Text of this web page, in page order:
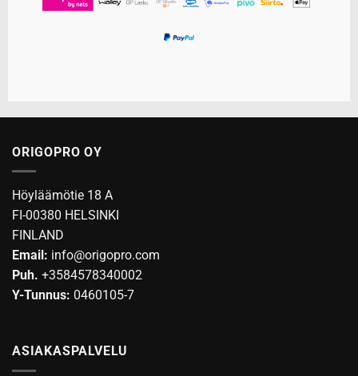
ORIGOPRO OY
Höyläämötie 18 A
FI-00380 HELSINKI
FINLAND
Email: info@origopro.com
Puh. +3584578340002
Y-Tunnus: 0460105-7
ASIAKASPALVELU